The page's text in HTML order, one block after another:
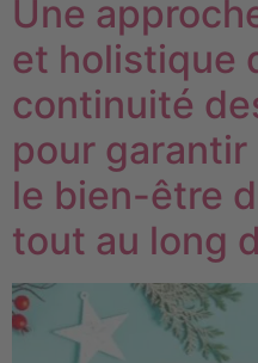
Une
et holistique
continuité
pour
le bien-être
tout au long